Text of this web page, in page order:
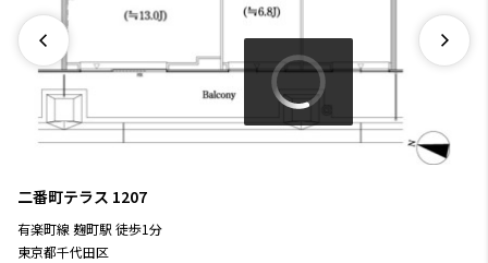
二番町テラス 1207
有楽町線 麹町駅 徒歩1分
東京都千代田区